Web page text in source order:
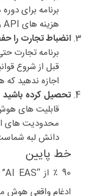
برنامه برای دوره های
هزینه های API را در کنار عملکرد پیگیری کنید
انضباط تجارت را
برنامه تجارت
قبل از شروع
اجازه ندهید که
تحصیل کرده باشید
قابلیت های
محدودیت های
دانش لبه
خط پایین
ادغام واقعی هوش